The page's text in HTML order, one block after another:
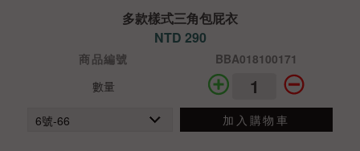
多款樣式三角包屁衣
NTD 290
商品編號
BBA018100171
數量
加入購物車